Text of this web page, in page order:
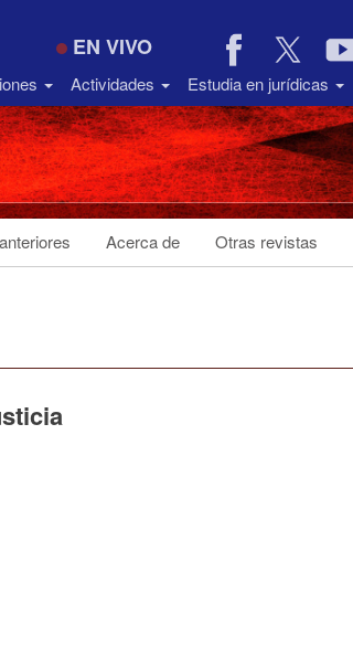
EN VIVO
Actividades Estudia en jurídicas
Acerca de Otras revistas